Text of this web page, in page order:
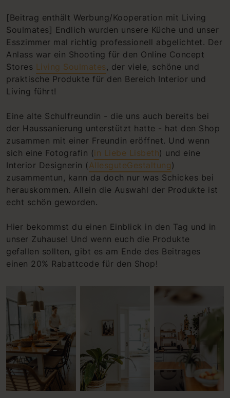
[Beitrag enthält Werbung/Kooperation mit Living
Soulmates] Endlich wurden unsere Küche und unser
Esszimmer mal richtig professionell abgelichtet. Der
Anlass war ein Shooting für den Online Concept
Stores Living Soulmates , der viele, schöne und
praktische Produkte für den Bereich Interior und
Living führt!
Eine alte Schulfreundin - die uns auch bereits bei
der Haussanierung unterstützt hatte - hat den Shop
zusammen mit einer Freundin eröffnet. Und wenn
sich eine Fotografin (in Liebe Lisbeth) und eine
Interior Designerin (AllesguteGestaltung)
zusammentun, kann da doch nur was Schickes bei
herauskommen. Allein die Auswahl der Produkte ist
echt schön geworden.
Hier bekommst du einen Einblick in den Tag und in
unser Zuhause! Und wenn euch die Produkte
gefallen sollten, gibt es am Ende des Beitrages
einen 20% Rabattcode für den Shop!